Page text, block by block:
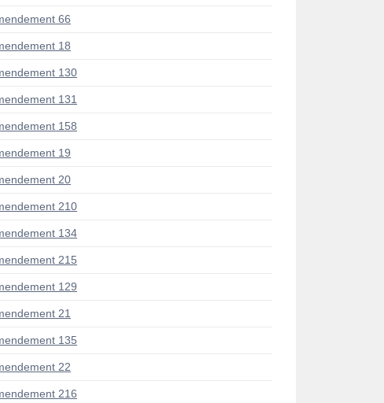
66
18
130
131
158
19
20
210
134
215
129
21
135
22
216